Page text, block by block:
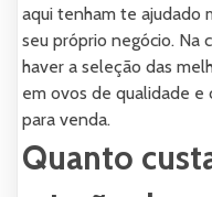
aqui tenham te ajudado
seu próprio negócio. Na
haver a seleção das
em ovos de qualidade e
para venda.
Quanto